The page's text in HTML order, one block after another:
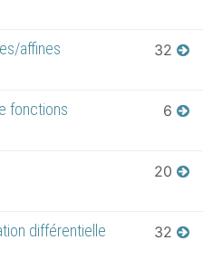
affines 32
fonctions 6
20
différentielle 32